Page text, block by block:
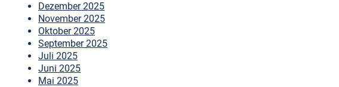
Dezember 2025
November 2025
Oktober 2025
September 2025
Juli 2025
Juni 2025
Mai 2025